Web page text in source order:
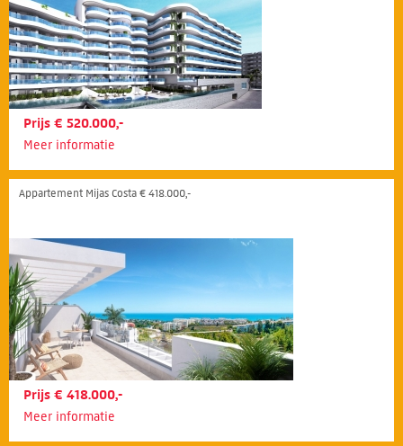
Prijs € 520.000,-
Meer informatie
Appartement Mijas Costa € 418.000,-
Prijs € 418.000,-
Meer informatie